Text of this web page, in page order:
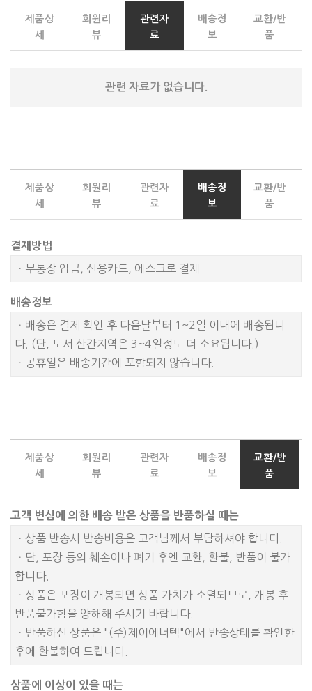
제품상
세
회원리
뷰
관련자
료
배송정
보
교환/반
품
관련 자료가 없습니다.
제품상
세
회원리
뷰
관련자
료
배송정
보
교환/반
품
결재방법
ㆍ무통장 입금, 신용카드, 에스크로 결재
배송정보
ㆍ배송은 결제 확인 후 다음날부터 1~2일 이내에 배송됩니
다. (단, 도서 산간지역은 3~4일정도 더 소요됩니다.)
ㆍ공휴일은 배송기간에 포함되지 않습니다.
제품상
세
회원리
뷰
관련자
료
배송정
보
교환/반
품
고객 변심에 의한 배송 받은 상품을 반품하실 때는
ㆍ상품 반송시 반송비용은 고객님께서 부담하셔야 합니다.
ㆍ단, 포장 등의 훼손이나 폐기 후엔 교환, 환불, 반품이 불가
합니다.
ㆍ상품은 포장이 개봉되면 상품 가치가 소멸되므로, 개봉 후
반품불가함을 양해해 주시기 바랍니다.
ㆍ반품하신 상품은 "(주)제이에너텍"에서 반송상태를 확인한
후에 환불하여 드립니다.
상품에 이상이 있을 때는